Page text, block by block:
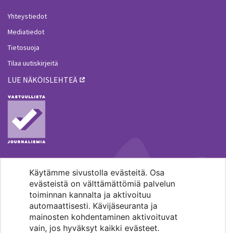
Käytämme sivustolla evästeitä. Osa
evästeistä on välttämättömiä palvelun
toiminnan kannalta ja aktivoituu
automaattisesti. Kävijäseuranta ja
mainosten kohdentaminen aktivoituvat
vain, jos hyväksyt kaikki evästeet.
Yhteystiedot
Mediatiedot
Tietosuoja
Tilaa uutiskirjeitä
LUE NÄKÖISLEHTEÄ
MENOHAKU